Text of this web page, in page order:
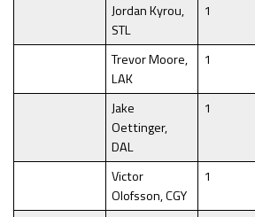
Jordan Kyrou,
STL
1
Trevor Moore,
LAK
1
Jake
Oettinger,
DAL
1
Victor
Olofsson, CGY
1